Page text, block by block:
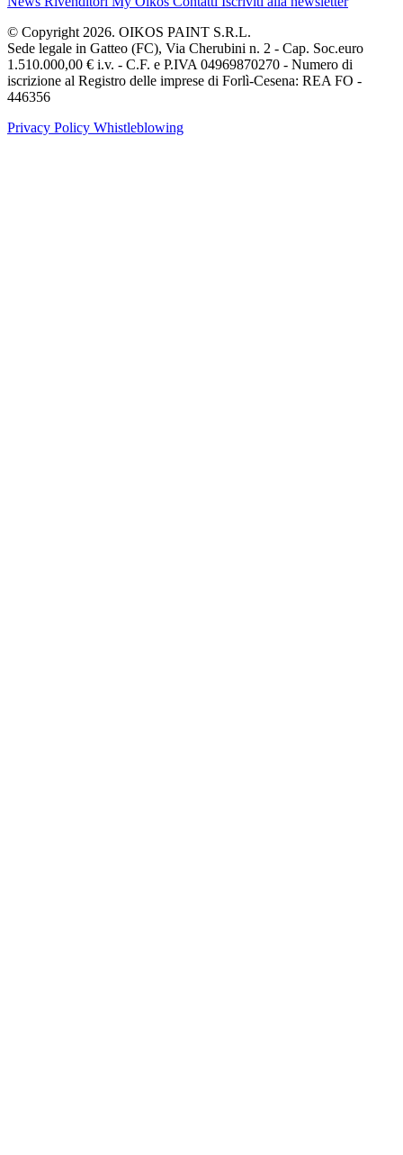
© Copyright 2026. OIKOS PAINT S.R.L.
Sede legale in Gatteo (FC), Via Cherubini n. 2 - Cap. Soc.euro
1.510.000,00 € i.v. - C.F. e P.IVA 04969870270 - Numero di
iscrizione al Registro delle imprese di Forlì-Cesena: REA FO -
446356
Privacy Policy Whistleblowing